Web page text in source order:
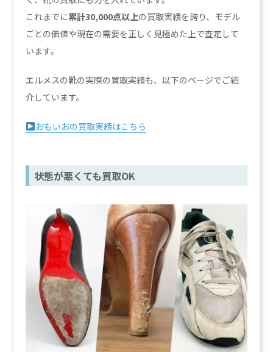
これまでに累計30,000点以上の買取実績を誇り、モデル
ごとの価値や現在の需要を正しく見極めた上で査定して
います。
エルメスの靴の実際の買取実績も、以下のページでご紹
介しています。
おもいおの買取実績はこちら
状態が悪くても買取OK